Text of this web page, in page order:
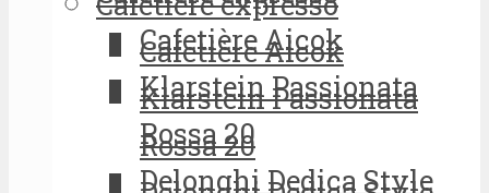
Cafetière Aicok
Klarstein Passionata
Rossa 20
Delonghi Dedica Style
Cafetière Aicok
Klarstein Passionata
Rossa 20